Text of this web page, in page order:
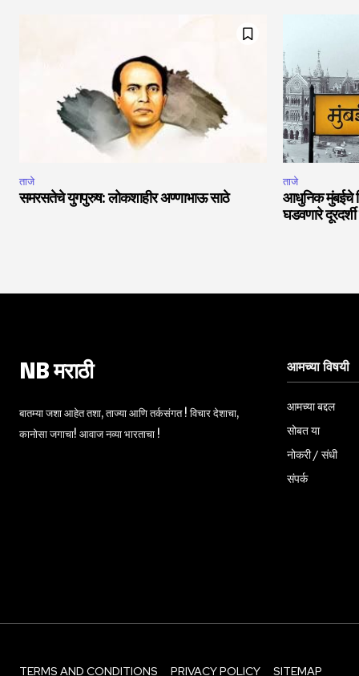
ताजे
समरसतेचे युगपुरुष: लोकशाहीर अण्णाभाऊ साठे
ताजे
आधुनिक मुंबईचे
घडवणारे
NB मराठी
बातम्या जशा आहेत तशा, ताज्या आणि तर्कसंगत ! विचार देशाचा,
कानोसा जगाचा! आवाज नव्या भारताचा !
आमच्या विषयी
आमच्या बद्दल
सोबत या
नोकरी / संधी
संपर्क
TERMS AND CONDITIONS PRIVACY POLICY SITEMAP